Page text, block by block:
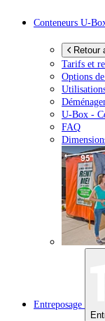
Conteneurs U-
Retour
Tarifs et
Options
U-Box -
FAQ
Entreposage